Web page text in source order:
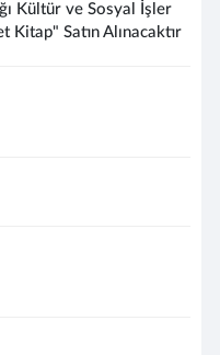
Kültür ve Sosyal İşler
Kitap" Satın Alınacaktır